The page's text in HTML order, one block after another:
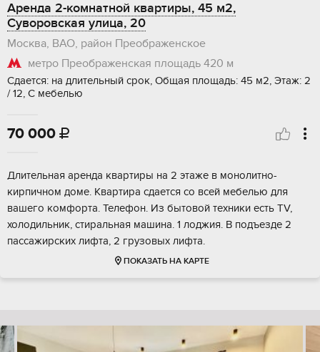
Аренда 2-комнатной квартиры, 45 м2,
Суворовская улица, 20
Москва, ВАО, район Преображенское
метро Преображенская площадь 420 м
Сдается: на длительный срок, Общая площадь: 45 м2, Этаж: 2
/ 12, С мебелью
70 000 
Длительная аренда квартиры на 2 этаже в монолитно-
кирпичном доме. Квартира сдается со всей мебелью для
вашего комфорта. Телефон. Из бытовой техники есть TV,
холодильник, стиральная машина. 1 лоджия. В подъезде 2
пассажирских лифта, 2 грузовых лифта.
ПОКАЗАТЬ НА КАРТЕ